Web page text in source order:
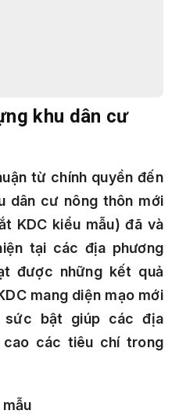
khu dân cư
từ chính quyền đến
dân cư nông thôn mới
KDC kiểu mẫu) đã và
tại các địa phương
được những kết quả
mang diện mạo mới
sức bật giúp các địa
các tiêu chí trong